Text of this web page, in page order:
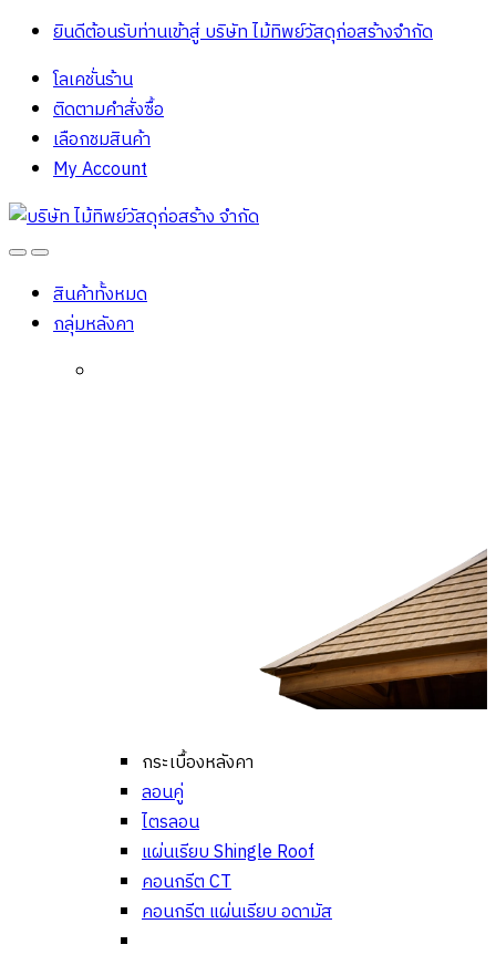
ยินดีต้อนรับท่านเข้าสู่ บริษัท ไม้ทิพย์วัสดุก่อสร้างจํากัด
โลเคชั่นร้าน
ติดตามคำสั่งซื้อ
เลือกชมสินค้า
My Account
OpenClose
สินค้าทั้งหมด
กลุ่มหลังคา
กระเบื้องหลังคา
ลอนคู่
ไตรลอน
แผ่นเรียบ Shingle Roof
คอนกรีต CT
คอนกรีต แผ่นเรียบ อดามัส